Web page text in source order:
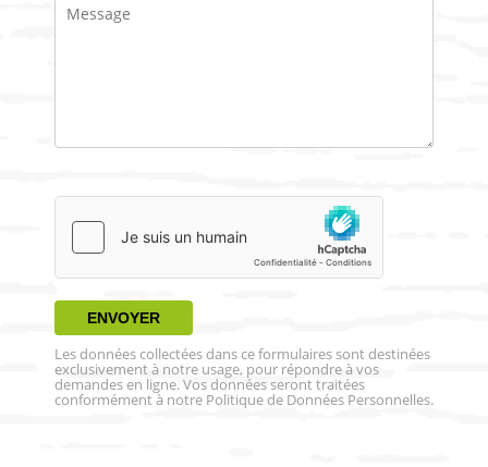
Les données collectées dans ce formulaires sont destinées
exclusivement à notre usage, pour répondre à vos
demandes en ligne. Vos données seront traitées
conformément à notre Politique de Données Personnelles.